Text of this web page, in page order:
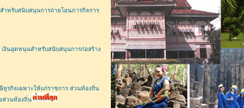
ำหรับสนับสนุนการถ่ายโอนภารกิจการ
งินอุดหนุนสำหรับสนับสนุนการก่อสร้าง
รกิจเฉพาะให้แก่ราชการ ส่วนท้องถิ่น
ส่วนท้องถิ่น